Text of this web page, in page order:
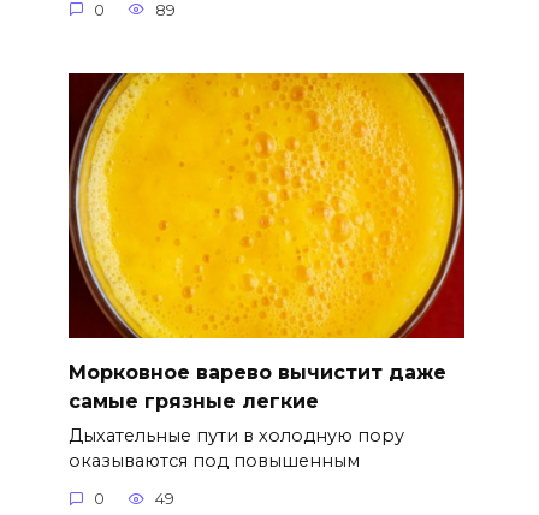
0 89
Морковное варево вычистит даже
самые грязные легкие
Дыхательные пути в холодную пору
оказываются под повышенным
0 49